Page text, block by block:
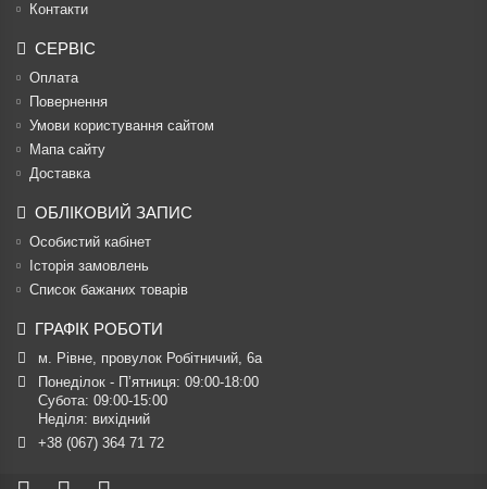
Контакти
СЕРВІС
Оплата
Повернення
Умови користування сайтом
Мапа сайту
Доставка
ОБЛІКОВИЙ ЗАПИС
Особистий кабінет
Історія замовлень
Список бажаних товарів
ГРАФІК РОБОТИ
м. Рівне, провулок Робітничий, 6а
Понеділок - П’ятниця: 09:00-18:00
Субота: 09:00-15:00
Неділя: вихідний
+38 (067) 364 71 72